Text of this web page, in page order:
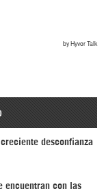
desconfianza
encuentran con las